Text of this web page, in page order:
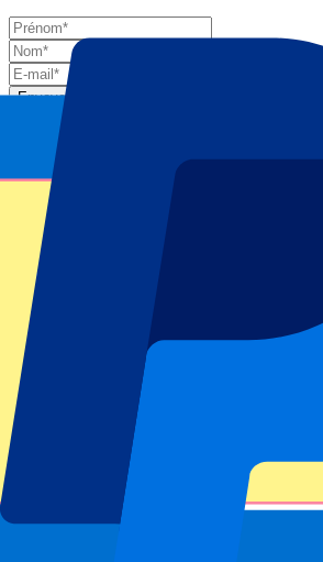
Envoyer
Vos informations seront utilisées
.
Merci d'avoir envoyé le formulaire !
Informations sur
À propos de Monte Carlo Masters
- 9 April
Niveau ATP / Grand Chelem
Monte Carlo Masters 2025
Stade
Monte Carlo Country Club
Lieu de l'événement
Roquebrune-Cap-Martin, France